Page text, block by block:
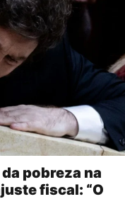
pobreza na
fiscal: “O